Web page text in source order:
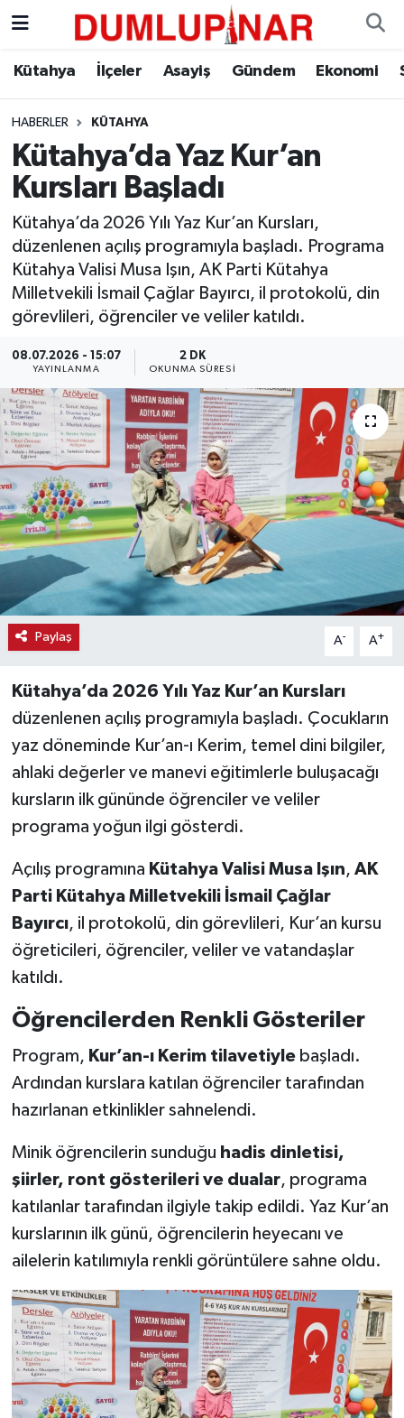
Kütahya İlçeler Asayiş Gündem Ekonomi
HABERLER KÜTAHYA
Kütahya’da Yaz Kur’an
Kursları Başladı
Kütahya’da 2026 Yılı Yaz Kur’an Kursları,
düzenlenen açılış programıyla başladı. Programa
Kütahya Valisi Musa Işın, AK Parti Kütahya
Milletvekili İsmail Çağlar Bayırcı, il protokolü, din
görevlileri, öğrenciler ve veliler katıldı.
08.07.2026 - 15:07
YAYINLANMA
2 DK
OKUNMA SÜRESI
Paylaş A- A+
Kütahya’da 2026 Yılı Yaz Kur’an Kursları
düzenlenen açılış programıyla başladı. Çocukların
yaz döneminde Kur’an-ı Kerim, temel dini bilgiler,
ahlaki değerler ve manevi eğitimlerle buluşacağı
kursların ilk gününde öğrenciler ve veliler
programa yoğun ilgi gösterdi.
Açılış programına Kütahya Valisi Musa Işın, AK
Parti Kütahya Milletvekili İsmail Çağlar
Bayırcı, il protokolü, din görevlileri, Kur’an kursu
öğreticileri, öğrenciler, veliler ve vatandaşlar
katıldı.
Öğrencilerden Renkli Gösteriler
Program, Kur’an-ı Kerim tilavetiylebaşladı.
Ardından kurslara katılan öğrenciler tarafından
hazırlanan etkinlikler sahnelendi.
Minik öğrencilerin sunduğu hadis dinletisi,
şiirler, ront gösterileri ve dualar, programa
katılanlar tarafından ilgiyle takip edildi. Yaz Kur’an
kurslarının ilk günü, öğrencilerin heyecanı ve
ailelerin katılımıyla renkli görüntülere sahne oldu.
Asayiş
Diğer
Dünya
Ekonomi
Eleman
Gündem
Haber
Haber İlanlar
Kültür-Sanat
Magazin
Resmi İlanlar
Seri İlan
Spor
Vasıta
Vefat Haberleri
Kütahya Hava Durumu
Kütahya Trafik Yoğunluk Haritası
Süper Lig Puan Durumu ve Fikstür
Son Dakika Haberleri
Haber Arşivi